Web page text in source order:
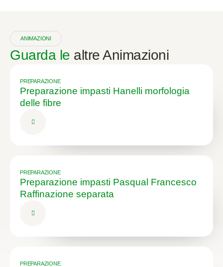
ANIMAZIONI
Guarda le altre Animazioni
PREPARAZIONE
Preparazione impasti Hanelli morfologia
delle fibre
PREPARAZIONE
Preparazione impasti Pasqual Francesco
Raffinazione separata
PREPARAZIONE